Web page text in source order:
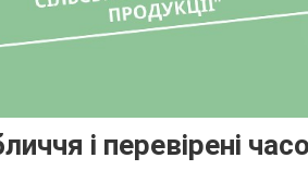
і перевірені